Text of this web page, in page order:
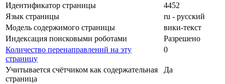
Идентификатор страницы
4452
Язык страницы
ru - русский
Модель содержимого страницы
вики-текст
Индексация поисковыми роботами
Разрешено
Количество перенаправлений на эту
страницу
0
Учитывается счётчиком как содержательная
страница
Да